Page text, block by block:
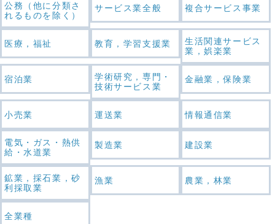
公務（他に分類さ
れるものを除く）
サービス業全般 複合サービス事業
医療，福祉 教育，学習支援業
生活関連サービス
業，娯楽業
宿泊業
学術研究，専門・
技術サービス業
金融業，保険業
小売業 運送業 情報通信業
電気・ガス・熱供
給・水道業
製造業 建設業
鉱業，採石業，砂
利採取業
漁業 農業，林業
全業種